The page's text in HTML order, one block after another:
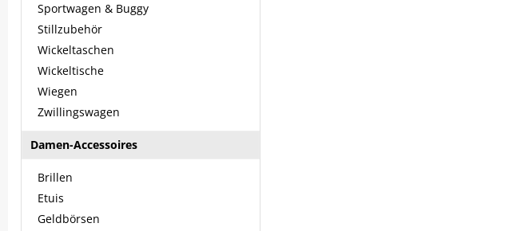
Sportwagen & Buggy
Stillzubehör
Wickeltaschen
Wickeltische
Wiegen
Zwillingswagen
Damen-Accessoires
Brillen
Etuis
Geldbörsen